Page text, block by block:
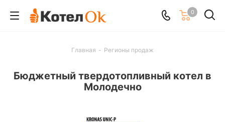
0
Главная - Регионы продаж
Бюджетный твердотопливный котел в
Молодечно